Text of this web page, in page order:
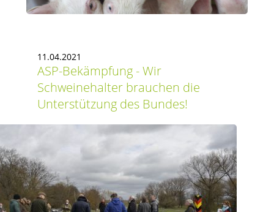
11.04.2021
ASP-Bekämpfung - Wir
Schweinehalter brauchen die
Unterstützung des Bundes!